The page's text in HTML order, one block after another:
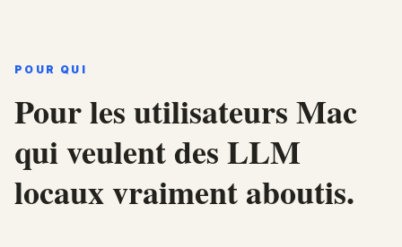
POUR QUI
Pour les utilisateurs Mac
qui veulent des LLM
locaux vraiment aboutis.